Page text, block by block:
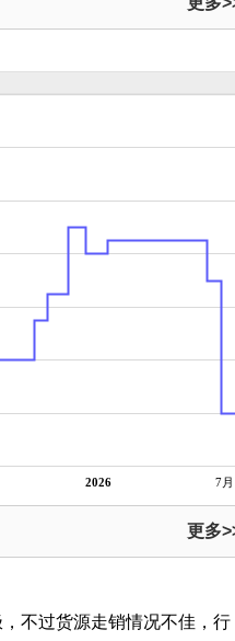
2026 7月
更多
不过货源走销情况不佳，行